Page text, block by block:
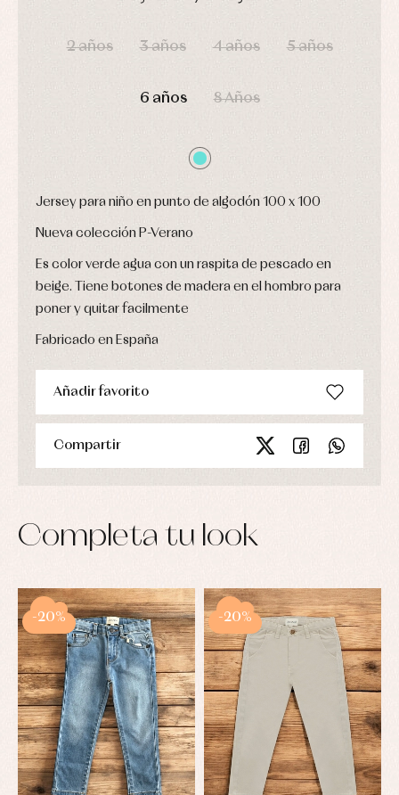
2 años 3 años 4 años 5 años
6 años 8 Años
Jersey para niño en punto de algodón 100 x 100
Nueva colección P-Verano
Es color verde agua con un raspita de pescado en
beige. Tiene botones de madera en el hombro para
poner y quitar facilmente
Fabricado en España
Añadir favorito
Compartir
Completa tu look
-20% -20%
y
Blusas
y
y
Ropa
baño
Vestidos
Calcetines
capotas
Puericultura